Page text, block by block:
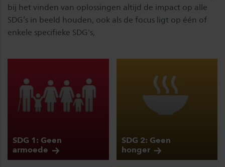
bij het vinden van oplossingen altijd de impact op alle
SDG’s in beeld houden, ook als de focus ligt op één of
enkele specifieke SDG's,
SDG 1: Geen
armoede
SDG 2: Geen
honger